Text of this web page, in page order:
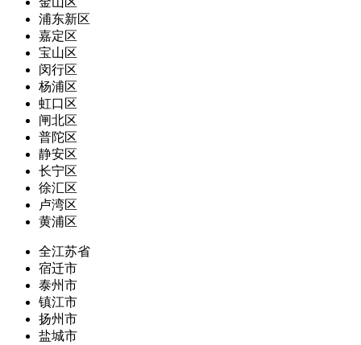
浦东新区
嘉定区
宝山区
闵行区
杨浦区
虹口区
闸北区
普陀区
静安区
长宁区
徐汇区
卢湾区
黄浦区
全江苏省
宿迁市
泰州市
镇江市
扬州市
盐城市